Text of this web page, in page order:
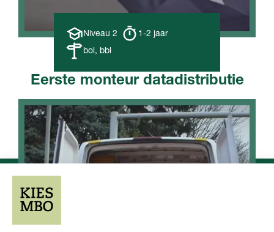
Opleiding
Niveau 2
Opleiding
duur
1-2 jaar
Leerweg
bol, bbl
Eerste monteur datadistributie